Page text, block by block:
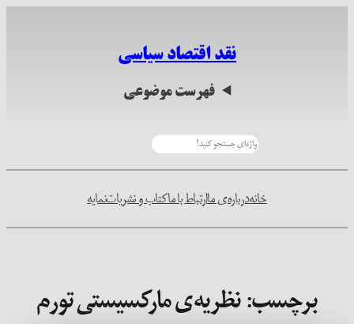
نقد اقتصاد سیاسی
فهرست موضوعی
خانهدرباره‌ی ماارتباط با ماکتاب و نشریاتنمایه
برچسب:نظریه‌ی مارکسیستی تورم